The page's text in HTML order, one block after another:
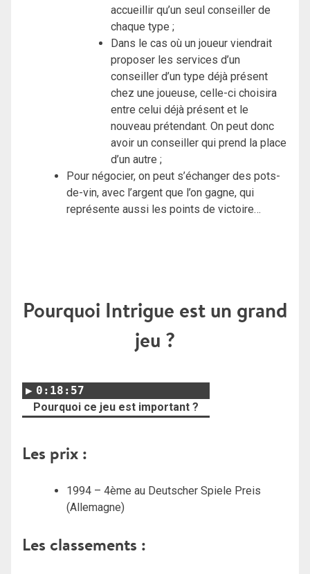
accueillir qu’un seul conseiller de
chaque type ;
Dans le cas où un joueur viendrait
proposer les services d’un
conseiller d’un type déjà présent
chez une joueuse, celle-ci choisira
entre celui déjà présent et le
nouveau prétendant. On peut donc
avoir un conseiller qui prend la place
d’un autre ;
Pour négocier, on peut s’échanger des pots-
de-vin, avec l’argent que l’on gagne, qui
représente aussi les points de victoire…
Pourquoi Intrigue est un grand
jeu ?
0:18:57
Pourquoi ce jeu est important ?
Les prix :
1994 – 4ème au Deutscher Spiele Preis
(Allemagne)
Les classements :